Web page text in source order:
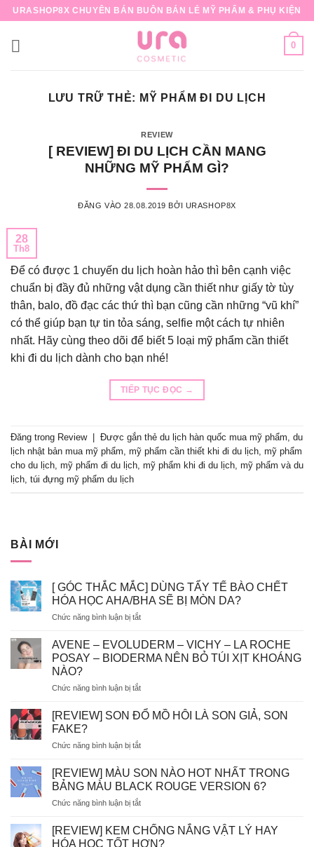
Bỏ
nội
URASHOP8X CHUYÊN BÁN BUÔN BÁN LẺ MỸ PHẨM & PHỤ KIỆN
0
LƯU TRỮ THẺ: MỸ PHẨM ĐI DU LỊCH
REVIEW
[ REVIEW] ĐI DU LỊCH CẦN MANG
NHỮNG MỸ PHẨM GÌ?
ĐĂNG VÀO28.08.2019 BỞI URASHOP8X
28
Th8
Để có được 1 chuyến du lịch hoàn hảo thì bên cạnh việc
chuẩn bị đầy đủ những vật dụng cần thiết như giấy tờ tùy
thân, balo, đồ đạc các thứ thì bạn cũng cần những “vũ khí”
có thể giúp bạn tự tin tỏa sáng, selfie một cách tự nhiên
nhất. Hãy cùng theo dõi để biết 5 loại mỹ phẩm cần thiết
khi đi du lịch dành cho bạn nhé!
TIẾP TỤC ĐỌC →
Đăng trong Review Được gắn thẻ du lịch hàn quốc mua mỹ phẩm du
lịch nhật bản mua mỹ phẩm mỹ phẩm cần thiết khi đi du lịch mỹ phẩm
cho du lịch mỹ phẩm đi du lịch mỹ phẩm khi đi du lịch mỹ phẩm và du
lịch túi đựng mỹ phẩm du lịch
BÀI MỚI
[ GÓC THẮC MẮC] DÙNG TẨY TẾ BÀO CHẾT
HÓA HỌC AHA/BHA SẼ BỊ MÒN DA?
Chức năng bình luận bị tắtở
GÓC
THẮC
MẮC]
TẨY
BÀO
HỌC
SẼ
BỊ
DA?
AVENE – EVOLUDERM – VICHY – LA ROCHE
POSAY – BIODERMA NÊN BỎ TÚI XỊT KHOÁNG
NÀO?
Chức năng bình luận bị tắtở
–
VICHY
LA
ROCHE
–
NÊN
BỎ
[REVIEW] SON ĐỔ MỒ HÔI LÀ SON GIẢ, SON
FAKE?
Chức năng bình luận bị tắtở
SON
ĐỔ
MỒ
HÔI
SON
GIẢ,
[REVIEW] MÀU SON NÀO HOT NHẤT TRONG
BẢNG MÀU BLACK ROUGE VERSION 6?
Chức năng bình luận bị tắtở
MÀU
SON
[REVIEW] KEM CHỐNG NẮNG VẬT LÝ HAY
HÓA HỌC TỐT HƠN?